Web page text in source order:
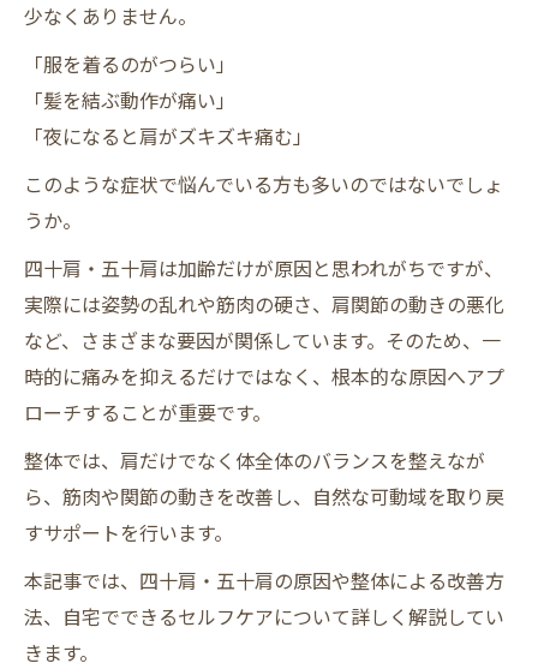
少なくありません。
「服を着るのがつらい」
「髪を結ぶ動作が痛い」
「夜になると肩がズキズキ痛む」
このような症状で悩んでいる方も多いのではないでしょ
うか。
四十肩・五十肩は加齢だけが原因と思われがちですが、
実際には姿勢の乱れや筋肉の硬さ、肩関節の動きの悪化
など、さまざまな要因が関係しています。そのため、一
時的に痛みを抑えるだけではなく、根本的な原因へアプ
ローチすることが重要です。
整体では、肩だけでなく体全体のバランスを整えなが
ら、筋肉や関節の動きを改善し、自然な可動域を取り戻
すサポートを行います。
本記事では、四十肩・五十肩の原因や整体による改善方
法、自宅でできるセルフケアについて詳しく解説してい
きます。